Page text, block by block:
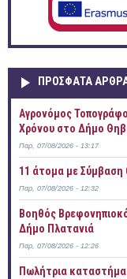
ΠΡOΣΦΑΤΑ
Αγρονόμος
Χρόνου στο Δήμο
Παρ, 07/08/2026 - 13:17
11 άτομα με
Παρ, 07/08/2026 - 12:32
Βοηθός
Δήμο Πλατανιά
Παρ, 07/08/2026 - 12:26
Πωλήτρια